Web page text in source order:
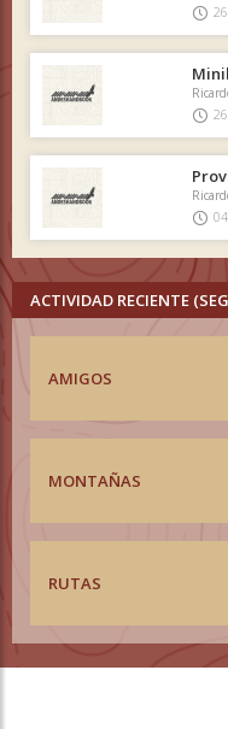
ACTIVIDAD RECIENTE
AMIGOS
MONTAÑAS
RUTAS